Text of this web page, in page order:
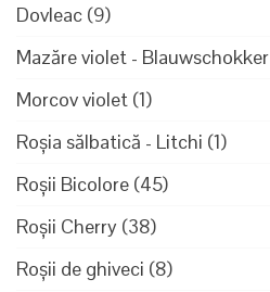
Dovleac (9)
Mazăre violet - Blauwschokker
Morcov violet (1)
Roșia sălbatică - Litchi (1)
Roșii Bicolore (45)
Roșii Cherry (38)
Roșii de ghiveci (8)